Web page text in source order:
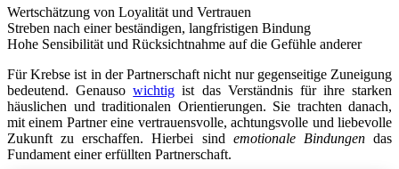
Wertschätzung von Loyalität und Vertrauen
Streben nach einer beständigen, langfristigen Bindung
Hohe Sensibilität und Rücksichtnahme auf die Gefühle anderer
Für Krebse ist in der Partnerschaft nicht nur gegenseitige Zuneigung
bedeutend. Genausowichtig ist das Verständnis für ihre starken
häuslichen und traditionalen Orientierungen. Sie trachten danach,
mit einem Partner eine vertrauensvolle, achtungsvolle und liebevolle
Zukunft zu erschaffen. Hierbei sind emotionale Bindungendas
Fundament einer erfüllten Partnerschaft.